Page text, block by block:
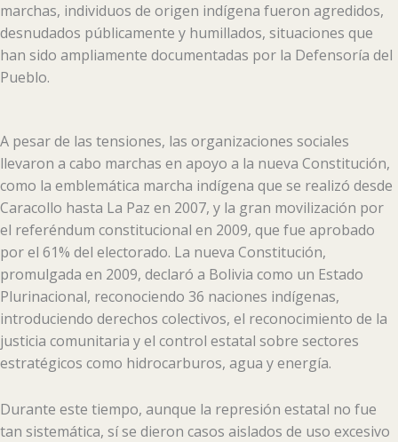
marchas, individuos de origen indígena fueron agredidos,
desnudados públicamente y humillados, situaciones que
han sido ampliamente documentadas por la Defensoría del
Pueblo.
A pesar de las tensiones, las organizaciones sociales
llevaron a cabo marchas en apoyo a la nueva Constitución,
como la emblemática marcha indígena que se realizó desde
Caracollo hasta La Paz en 2007, y la gran movilización por
el referéndum constitucional en 2009, que fue aprobado
por el 61% del electorado. La nueva Constitución,
promulgada en 2009, declaró a Bolivia como un Estado
Plurinacional, reconociendo 36 naciones indígenas,
introduciendo derechos colectivos, el reconocimiento de la
justicia comunitaria y el control estatal sobre sectores
estratégicos como hidrocarburos, agua y energía.
Durante este tiempo, aunque la represión estatal no fue
tan sistemática, sí se dieron casos aislados de uso excesivo